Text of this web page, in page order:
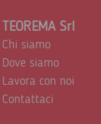
TEOREMA Srl
Chi siamo
Dove siamo
Lavora con noi
Contattaci